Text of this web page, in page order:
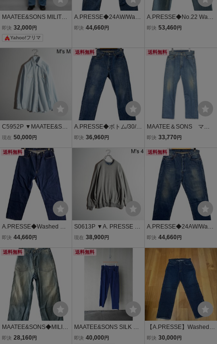
MAATEE&SONS MILITAR
Y DENIM M35 25ss 1
即決 32,000 円
Yahoo!フリマ
A.PRESSE◆24AW/Wash
ed Denim Pants E(BLEA
即決 44,660 円
A.PRESSE◆No.22 Wash
ed Wide Denim Pants/34/
即決 53,460 円
C5952P ▼MAATEE&SO
NS × MusterWerk × Salva
sy Chigu-Hagu Western
コットン ウエスタンシャ
ツ ブルー M mks
現在 50,000 円
送料無料
A.PRESSE◆ボトム/30/コ
ットン/BLU/24sap-04-06
即決 36,960 円
送料無料
MAATEE＆SONS マー
ティーアンドサンズ 202
S 5ポケットデニムパン
ツ MT5303-0220 8054
000241637
即決 33,770 円
送料無料
A.PRESSE◆Washed Wid
e Denim Pants/36/デニム/
即決 44,660 円
S0613P ▼A. PRESSE ア
プレッセ▼ 26SS Vintage
weatshirt リバーシブル ス
現在 38,900 円
送料無料
A.PRESSE◆24AW/Wash
ed Denim Wide Pants/ウ
即決 44,660 円
送料無料
MAATEE&SONS◆MILITA
RY DENIM M35/IDG/MT3
即決 28,160 円
送料無料
MAATEE&SONS SILK DE
NIM PAINTER PANTS 2
即決 40,000 円
【A.PRESSE】Washed D
enim Pants E アプレッ
即決 30,000 円